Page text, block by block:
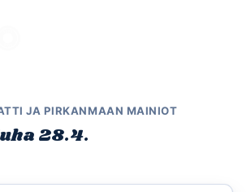
JA PIRKANMAAN MAINIOT
28.4.